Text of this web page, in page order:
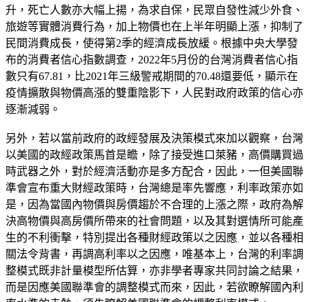
升，死亡人數亦大幅上揚，為求自保，民眾自發性減少外食、
旅遊等實體消費行為，加上物價也在上半年明顯上漲，抑制了
民間消費成長，使得第2季的經濟成長放緩。根據中央大學發
布的消費者信心指數調查，2022年5月份的台灣消費者信心指
數只有67.81，比2021年三級警戒期間的70.48還要低，顯示在
疫情擴散與物價高漲的雙重陰影下，人民對政府政策的信心亦
逐漸減弱。
另外，若以當前政府的政經發展及決策模式來加以觀察，台灣
以美國的政經政策馬首是瞻，除了接受進口萊豬，高價購買過
時武器之外，對於經濟活動亦是多方配合，因此，一但美國聯
準會宣布重大財經政策時，台灣總是率先響應，利率政策亦如
是，因為當國內物價與房價趨於不合理的上漲之際，政府為解
決高物價與高房價所帶來的社會問題，以及其對選情所可能產
生的不利衝擊，特別提出各種財經政策以之因應，並以各種相
關法令背書，再調高利率以之因應，唯基本上，台灣的利率調
整模式既非計量模型所估算，亦非學者專家共同討論之結果，
而是因應美國聯準會的調整模式而來，因此，若欲瞭解國內利